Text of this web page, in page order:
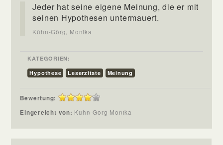
Jeder hat seine eigene Meinung, die er mit
seinen Hypothesen untermauert.
Kühn-Görg, Monika
KATEGORIEN:
Hypothese
Leserzitate Meinung
Bewertung:
Eingereicht von: Kühn-Görg Monika